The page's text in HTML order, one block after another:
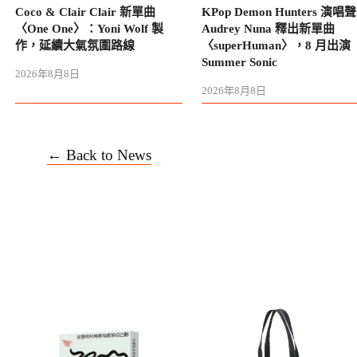
Coco & Clair Clair 新單曲
〈One One〉：Yoni Wolf 製
作，延續大氣氛圍路線
2026年8月8日
KPop Demon Hunters 演唱
Audrey Nuna 釋出新單曲
〈superHuman〉，8 月出演
Summer Sonic
2026年8月8日
← Back to News